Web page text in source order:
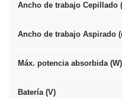
Ancho de trabajo Cepillado
Ancho de trabajo Aspirado
Máx. potencia absorbida (W)
Batería (V)